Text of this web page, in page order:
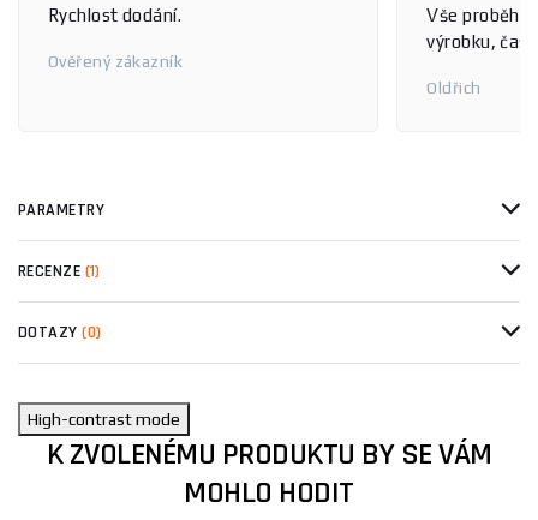
Rychlost dodání.
Ověřený zákazník
Vše
výrobku, čas
Oldřich
PARAMETRY
RECENZE (1)
DOTAZY(0)
High-contrast mode
K ZVOLENÉMU PRODUKTU BY SE VÁM
MOHLO HODIT